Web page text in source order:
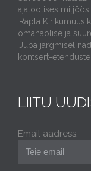
ajaloolises miljöös.
Rapla
omanäolise ja
Juba järgmisel
kontsert-
LIITU
Email aadress: